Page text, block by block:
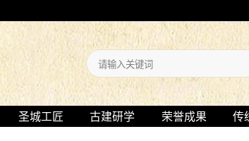
圣城工匠 古建研学 荣誉成果 传